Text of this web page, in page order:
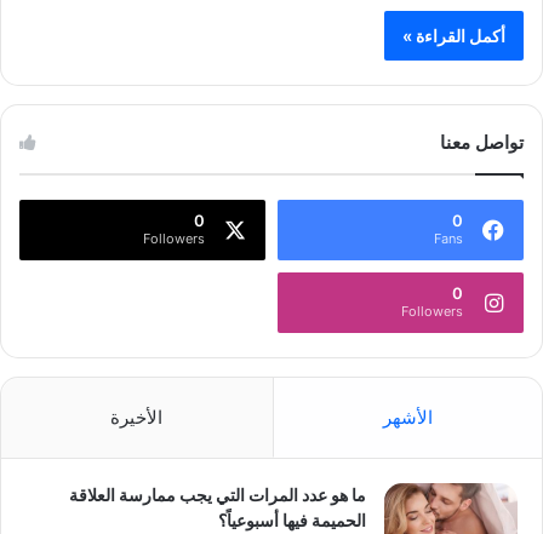
أكمل القراءة »
تواصل معنا
0
Fans
0
Followers
0
Followers
الأشهر الأخيرة
ما هو عدد المرات التي يجب ممارسة العلاقة
الحميمة فيها أسبوعياً؟